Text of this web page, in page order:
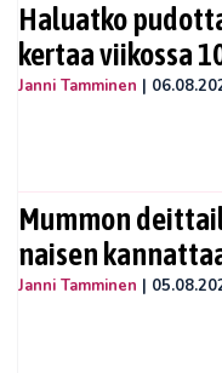
Haluatko
kertaa viikossa
Janni Tamminen |
Mummon
naisen
Janni Tamminen |